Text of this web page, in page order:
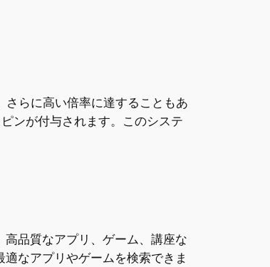
らに高い倍率に達することもあ
ンが付与されます。このシステ
品質なアプリ、ゲーム、講座な
なアプリやゲームを検索できま